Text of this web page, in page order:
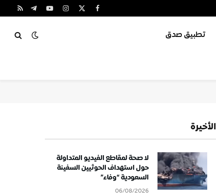
فيسبوك
X
الانستغراميوتيوبتيلقرامRSS
تطبيق صدق
الأخيرة
لا صحة لمقاطع الفيديو المتداولة
حول استهداف الحوثيين السفينة
السعودية “وفاء”
06/08/2026